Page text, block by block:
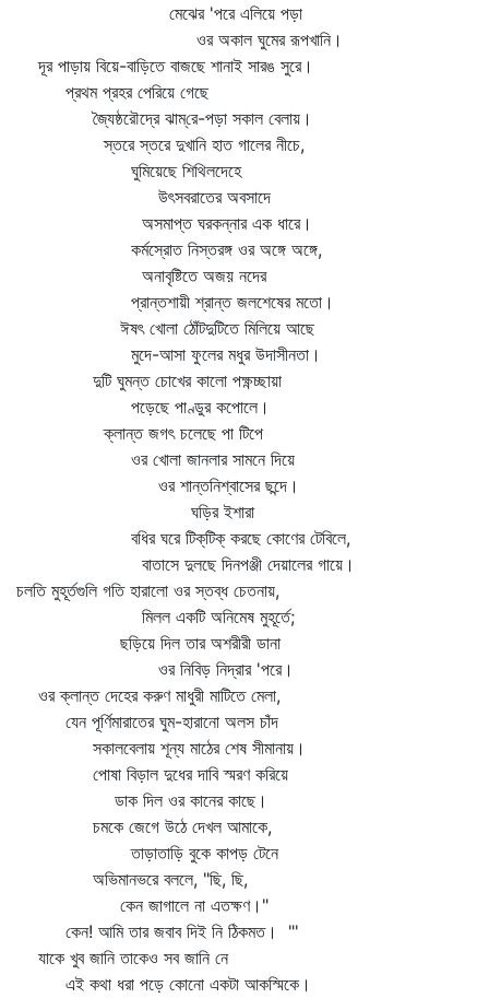
মেঝের 'পরে এলিয়ে পড়া
ওর অকাল ঘুমের রূপখানি।
দূর পাড়ায় বিয়ে-বাড়িতে বাজছে শানাই সারঙ সুরে।
প্রথম প্রহর পেরিয়ে গেছে
জ্যৈষ্ঠরৌদ্রে ঝাম্‌রে-পড়া সকাল বেলায়।
স্তরে স্তরে দুখানি হাত গালের নীচে,
ঘুমিয়েছে শিথিলদেহে
উৎসবরাতের অবসাদে
অসমাপ্ত ঘরকন্নার এক ধারে।
কর্মস্রোত নিস্তরঙ্গ ওর অঙ্গে অঙ্গে,
অনাবৃষ্টিতে অজয় নদের
প্রান্তশায়ী শ্রান্ত জলশেষের মতো।
ঈষৎ খোলা ঠোঁটদুটিতে মিলিয়ে আছে
মুদে-আসা ফুলের মধুর উদাসীনতা।
দুটি ঘুমন্ত চোখের কালো পক্ষ্ণচ্ছায়া
পড়েছে পাণ্ডুর কপোলে।
ক্লান্ত জগৎ চলেছে পা টিপে
ওর খোলা জানলার সামনে দিয়ে
ওর শান্তনিশ্বাসের ছন্দে।
ঘড়ির ইশারা
বধির ঘরে টিক্‌টিক্‌ করছে কোণের টেবিলে,
বাতাসে দুলছে দিনপঞ্জী দেয়ালের গায়ে।
চলতি মুহূর্তগুলি গতি হারালো ওর স্তব্ধ চেতনায়,
মিলল একটি অনিমেষ মুহূর্তে;
ছড়িয়ে দিল তার অশরীরী ডানা
ওর নিবিড় নিদ্রার 'পরে।
ওর ক্লান্ত দেহের করুণ মাধুরী মাটিতে মেলা,
যেন পূর্ণিমারাতের ঘুম-হারানো অলস চাঁদ
সকালবেলায় শূন্য মাঠের শেষ সীমানায়।
পোষা বিড়াল দুধের দাবি স্মরণ করিয়ে
ডাক দিল ওর কানের কাছে।
চমকে জেগে উঠে দেখল আমাকে,
তাড়াতাড়ি বুকে কাপড় টেনে
অভিমানভরে বললে, "ছি, ছি,
কেন জাগালে না এতক্ষণ।"
কেন! আমি তার জবাব দিই নি ঠিকমত। "'
যাকে খুব জানি তাকেও সব জানি নে
এই কথা ধরা পড়ে কোনো একটা আকস্মিকে।